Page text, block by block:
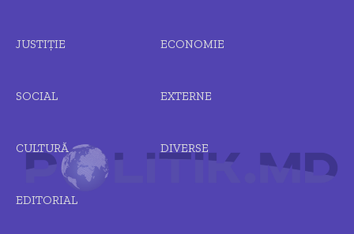
JUSTIȚIE ECONOMIE
SOCIAL EXTERNE
CULTURĂ DIVERSE
EDITORIAL